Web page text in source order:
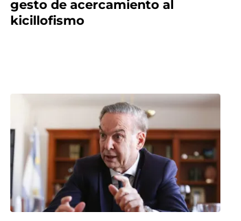
gesto de acercamiento al
kicillofismo